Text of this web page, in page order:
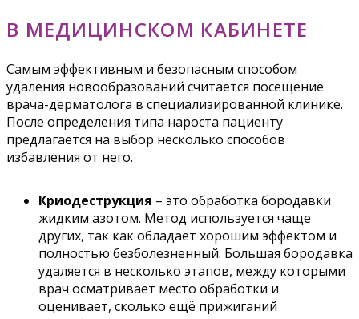
В МЕДИЦИНСКОМ КАБИНЕТЕ
Самым эффективным и безопасным способом
удаления новообразований считается посещение
врача-дерматолога в специализированной клинике.
После определения типа нароста пациенту
предлагается на выбор несколько способов
избавления от него.
Криодеструкция – это обработка бородавки
жидким азотом. Метод используется чаще
других, так как обладает хорошим эффектом и
полностью безболезненный. Большая бородавка
удаляется в несколько этапов, между которыми
врач осматривает место обработки и
оценивает, сколько ещё прижиганий